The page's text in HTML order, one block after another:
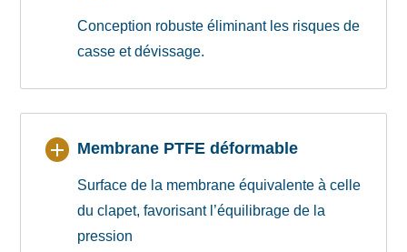
Conception robuste éliminant les risques de
casse et dévissage.
Membrane PTFE déformable
Surface de la membrane équivalente à celle
du clapet, favorisant l’équilibrage de la
pression